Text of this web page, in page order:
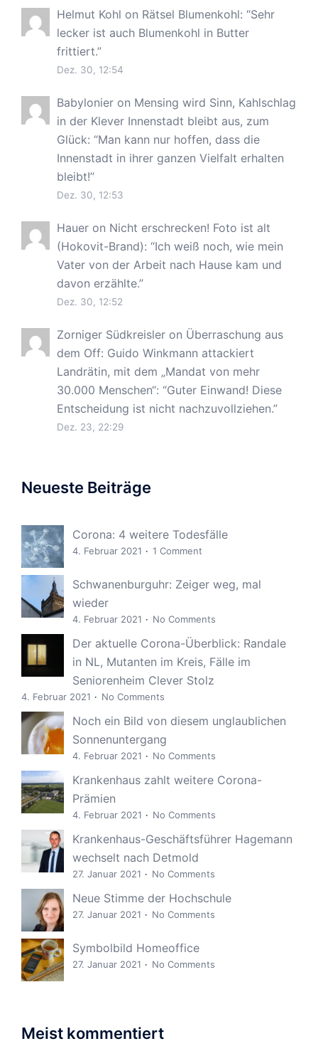
Helmut Kohl on Rätsel Blumenkohl: “Sehr
lecker ist auch Blumenkohl in Butter
frittiert.”
Dez. 30, 12:54
Babylonier on Mensing wird Sinn, Kahlschlag
in der Klever Innenstadt bleibt aus, zum
Glück: “Man kann nur hoffen, dass die
Innenstadt in ihrer ganzen Vielfalt erhalten
bleibt!”
Dez. 30, 12:53
Hauer on Nicht erschrecken! Foto ist alt
(Hokovit-Brand): “Ich weiß noch, wie mein
Vater von der Arbeit nach Hause kam und
davon erzählte.”
Dez. 30, 12:52
Zorniger Südkreisler on Überraschung aus
dem Off: Guido Winkmann attackiert
Landrätin, mit dem „Mandat von mehr
30.000 Menschen“: “Guter Einwand! Diese
Entscheidung ist nicht nachzuvollziehen.”
Dez. 23, 22:29
Neueste Beiträge
Corona: 4 weitere Todesfälle
4. Februar 2021 1 Comment
Schwanenburguhr: Zeiger weg, mal
wieder
4. Februar 2021 No Comments
Der aktuelle Corona-Überblick: Randale
in NL, Mutanten im Kreis, Fälle im
Seniorenheim Clever Stolz
4. Februar 2021 No Comments
Noch ein Bild von diesem unglaublichen
Sonnenuntergang
4. Februar 2021 No Comments
Krankenhaus zahlt weitere Corona-
Prämien
4. Februar 2021 No Comments
Krankenhaus-Geschäftsführer Hagemann
wechselt nach Detmold
27. Januar 2021 No Comments
Neue Stimme der Hochschule
27. Januar 2021 No Comments
Symbolbild Homeoffice
27. Januar 2021 No Comments
Meist kommentiert